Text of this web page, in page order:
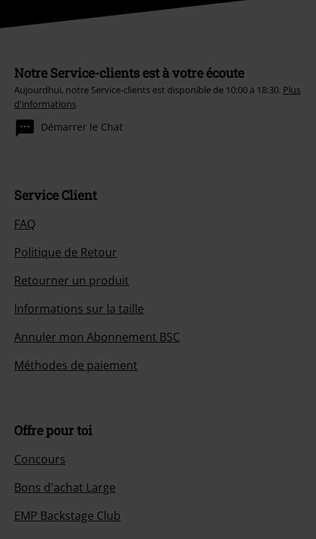
Notre Service-clients est à votre écoute
Aujourdhui, notre Service-clients est disponible de 10:00 à 18:30. Plus
d'informations
Démarrer le Chat
Service Client
FAQ
Politique de Retour
Retourner un produit
Informations sur la taille
Annuler mon Abonnement BSC
Méthodes de paiement
Offre pour toi
Concours
Bons d'achat Large
EMP Backstage Club